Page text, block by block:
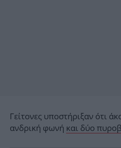
Γείτονες υποστήριξαν ότι
ανδρική φωνή και δύο